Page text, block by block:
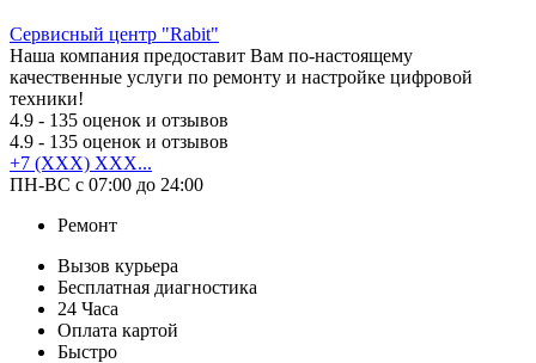
Сервисный центр "Rabit"
Наша компания предоставит Вам по-настоящему
качественные услуги по ремонту и настройке цифровой
техники!
4.9 - 135 оценок и отзывов
4.9 - 135 оценок и отзывов
+7 (XXX) XXX...
ПН-ВС с 07:00 до 24:00
Ремонт
Вызов курьера
Бесплатная диагностика
24 Часа
Оплата картой
Быстро